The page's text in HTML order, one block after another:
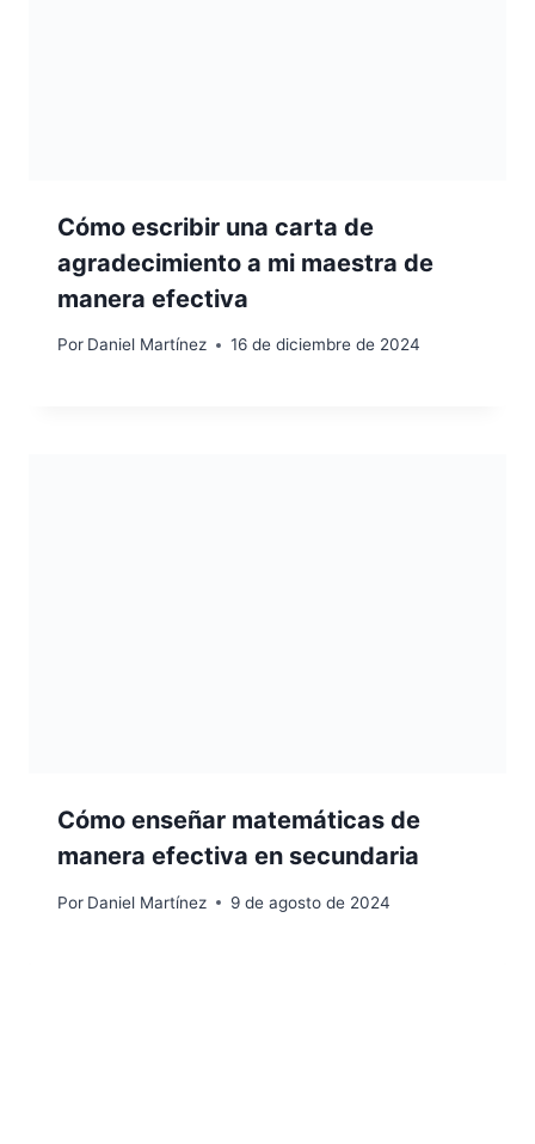
Cómo escribir una carta de
agradecimiento a mi maestra de
manera efectiva
Por Daniel Martínez 16 de diciembre de 2024
Cómo enseñar matemáticas de
manera efectiva en secundaria
Por Daniel Martínez 9 de agosto de 2024